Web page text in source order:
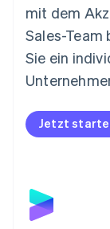
mit dem
Sales-
Sie ein
Jetzt
Nederlands
Norwegen
English
Österreich
Polen
English
Portugal
Schweden